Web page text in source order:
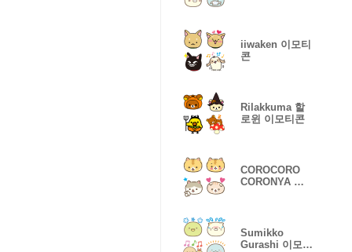
iiwaken 이모티
콘
Rilakkuma 할
로윈 이모티콘
COROCORO
CORONYA 이
Sumikko
Gurashi 이모티